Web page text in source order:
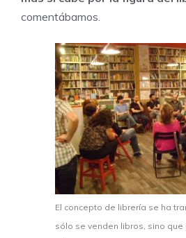
comentábamos.
El concepto de librería se ha
sólo se venden libros, sino que